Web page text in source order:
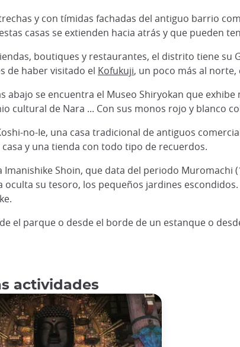
y con tímidas fachadas del antiguo barrio
casas se extienden hacia atrás y que pueden
boutiques y restaurantes, el distrito tiene
de haber visitado el Kofukuji, un poco más al
abajo se encuentra el Museo Shiryokan que
cultural de Nara ... Con sus monos rojo y blanco
no-Ie, una casa tradicional de antiguos
y una tienda con todo tipo de recuerdos.
Imanishike Shoin, que data del periodo
oculta su tesoro, los pequeños jardines
el parque o desde el borde de un estanque o
actividades